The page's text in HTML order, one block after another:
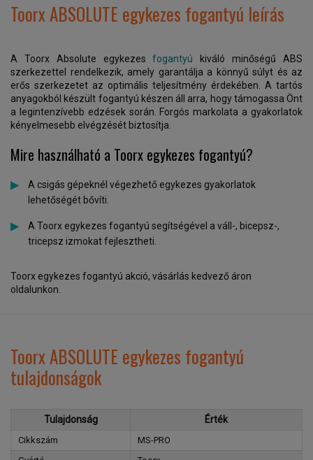
Toorx ABSOLUTE egykezes fogantyú leírás
A Toorx Absolute egykezesfogantyú kiváló minőségű ABS
szerkezettel rendelkezik, amely garantálja a könnyű súlyt és az
erős szerkezetet az optimális teljesítmény érdekében. A tartós
anyagokból készült fogantyú készen áll arra, hogy támogassa Önt
a legintenzívebb edzések során. Forgós markolata a gyakorlatok
kényelmesebb elvégzését biztosítja.
Mire használható a Toorx egykezes fogantyú?
A csigás gépeknél végezhető egykezes gyakorlatok
lehetőségét bővíti.
A Toorx egykezes fogantyú segítségével a váll-, bicepsz-,
tricepsz izmokat fejlesztheti.
Toorx egykezes fogantyú akció, vásárlás kedvező áron
oldalunkon.
Toorx ABSOLUTE egykezes fogantyú
tulajdonságok
Tulajdonság Érték
Cikkszám
MS-PRO